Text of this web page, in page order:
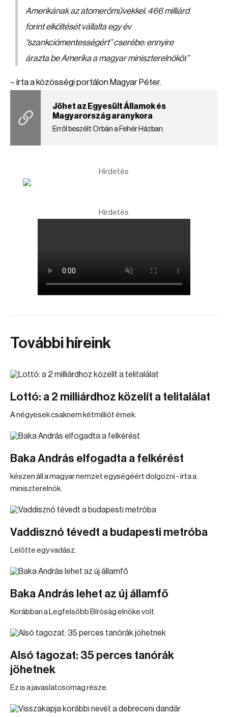
Amerikának az atomerőművekkel. 466 milliárd
forint elköltését vállalta egy év
“szankciómentességért” cserébe: ennyire
árazta be Amerika a magyar miniszterelnököt”
– írta a közösségi portálon Magyar Péter.
Jöhet az Egyesült Államok és
Magyarország aranykora
Erről beszélt Orbán a Fehér Házban.
Hirdetés
Hirdetés
További híreink
Lottó: a 2 milliárdhoz közelít a telitalálat
A négyesek csaknem kétmilliót érnek.
Baka András elfogadta a felkérést
készen áll a magyar nemzet egységéért dolgozni - írta a
miniszterelnök.
Vaddisznó tévedt a budapesti metróba
Lelőtte egy vadász.
Baka András lehet az új államfő
Korábban a Legfelsőbb Bíróság elnöke volt.
Alsó tagozat: 35 perces tanórák
jöhetnek
Ez is a javaslatcsomag része.